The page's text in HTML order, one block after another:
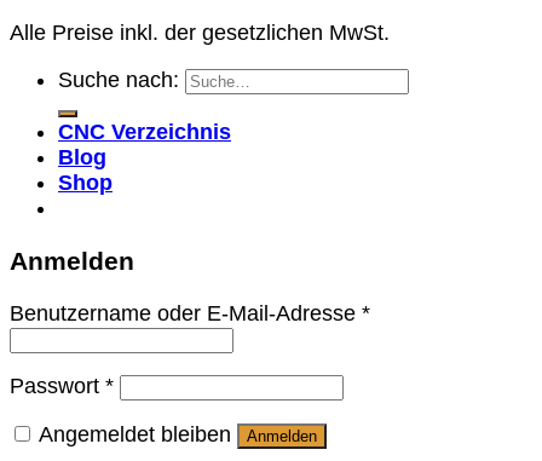
Alle Preise inkl. der gesetzlichen MwSt.
Suche nach:
CNC Verzeichnis
Blog
Shop
Anmelden
Benutzername oder E-Mail-Adresse *
Passwort *
Angemeldet bleiben
Anmelden